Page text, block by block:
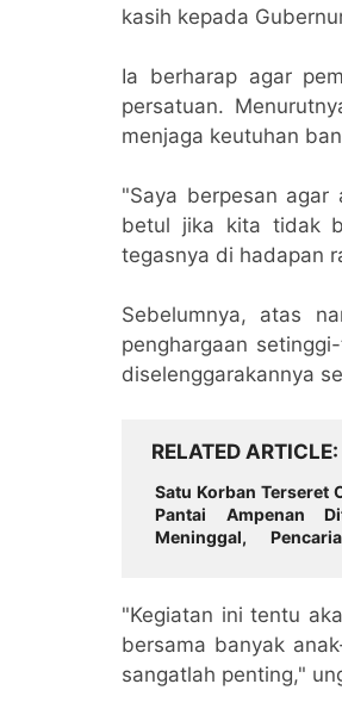
kasih kepada
Ia berharap agar
persatuan.
menjaga keutuhan
"Saya berpesan
betul jika kita tidak
tegasnya di hadapan
Sebelumnya, atas
penghargaan
diselenggarakannya
RELATED ARTICLE
Satu Korban Terseret
Pantai Ampenan
Meninggal,
"Kegiatan ini tentu
bersama banyak
sangatlah penting,"